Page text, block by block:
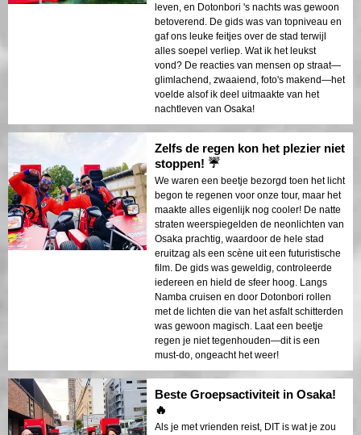
leven, en Dotonbori 's nachts was gewoon
betoverend. De gids was van topniveau en
gaf ons leuke feitjes over de stad terwijl
alles soepel verliep. Wat ik het leukst
vond? De reacties van mensen op straat—
glimlachend, zwaaiend, foto's makend—het
voelde alsof ik deel uitmaakte van het
nachtleven van Osaka!
Zelfs de regen kon het plezier niet
stoppen! ☔
We waren een beetje bezorgd toen het licht
begon te regenen voor onze tour, maar het
maakte alles eigenlijk nog cooler! De natte
straten weerspiegelden de neonlichten van
Osaka prachtig, waardoor de hele stad
eruitzag als een scène uit een futuristische
film. De gids was geweldig, controleerde
iedereen en hield de sfeer hoog. Langs
Namba cruisen en door Dotonbori rollen
met de lichten die van het asfalt schitterden
was gewoon magisch. Laat een beetje
regen je niet tegenhouden—dit is een
must-do, ongeacht het weer!
Beste Groepsactiviteit in Osaka!
🔥
Als je met vrienden reist, DIT is wat je zou